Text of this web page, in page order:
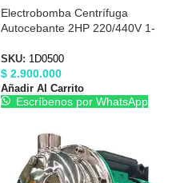
Electrobomba Centrífuga
Autocebante 2HP 220/440V 1-
SKU: 1D0500
$ 2.900.000
Añadir Al Carrito
Escríbenos por WhatsApp